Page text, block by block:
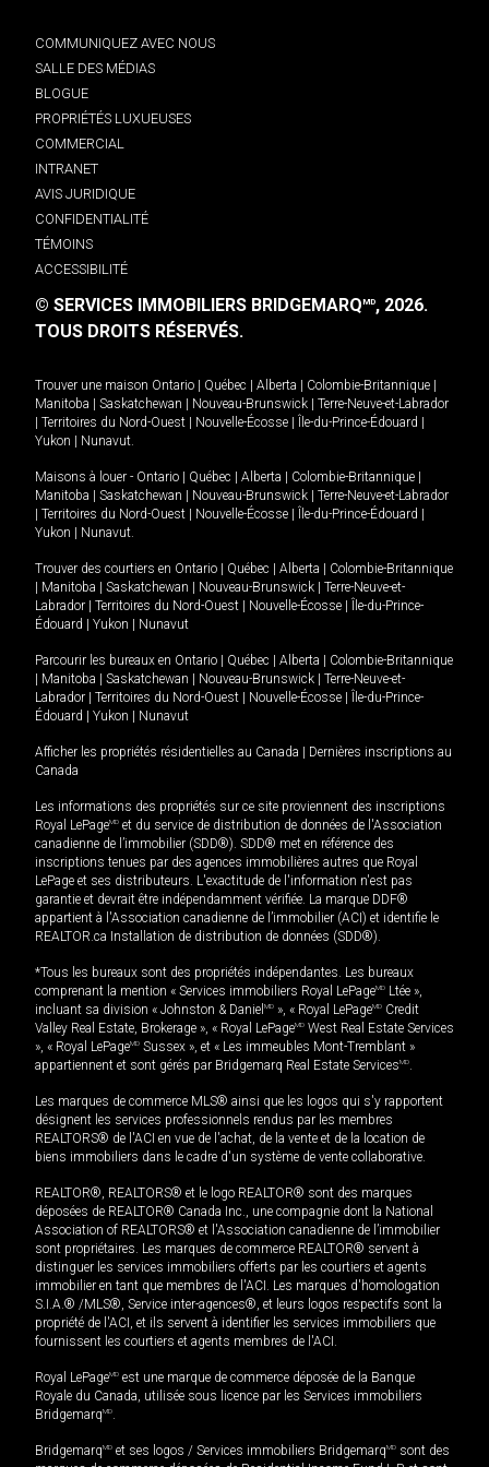
COMMUNIQUEZ AVEC NOUS
SALLE DES MÉDIAS
BLOGUE
PROPRIÉTÉS LUXUEUSES
COMMERCIAL
INTRANET
AVIS JURIDIQUE
CONFIDENTIALITÉ
TÉMOINS
ACCESSIBILITÉ
© SERVICES IMMOBILIERS BRIDGEMARQMD, 2026.
TOUS DROITS RÉSERVÉS.
Trouver une maison Ontario Québec Alberta Colombie-Britannique
Manitoba
Saskatchewan Nouveau-Brunswick
Terre-Neuve-et-Labrador
Territoires du Nord-Ouest Nouvelle-Écosse Île-du-Prince-Édouard
Yukon
Nunavut.
Maisons à louer - Ontario Québec Alberta Colombie-Britannique
Manitoba
Saskatchewan Nouveau-Brunswick
Terre-Neuve-et-Labrador
Territoires du Nord-Ouest Nouvelle-Écosse Île-du-Prince-Édouard
Yukon
Nunavut.
Trouver des courtiers en Ontario Québec Alberta
Colombie-Britannique
Manitoba Saskatchewan Nouveau-Brunswick
Terre-Neuve-et-
Labrador
Territoires du Nord-Ouest Nouvelle-Écosse
Île-du-Prince-
Édouard
Yukon Nunavut
Parcourir les bureaux en Ontario Québec Alberta
Colombie-Britannique
Manitoba Saskatchewan Nouveau-Brunswick
Terre-Neuve-et-
Labrador
Territoires du Nord-Ouest Nouvelle-Écosse
Île-du-Prince-
Édouard
Yukon Nunavut
Afficher les propriétés résidentielles au Canada
Dernières inscriptions au
Canada
Les informations des propriétés sur ce site proviennent des inscriptions
Royal LePageMD et du service de distribution de données de l'Association
canadienne de l’immobilier (SDD®). SDD® met en référence des
inscriptions tenues par des agences immobilières autres que Royal
LePage et ses distributeurs. L'exactitude de l'information n'est pas
garantie et devrait être indépendamment vérifiée. La marque DDF®
appartient à l'Association canadienne de l’immobilier (ACI) et identifie le
REALTOR.ca Installation de distribution de données (SDD®).
*Tous les bureaux sont des propriétés indépendantes. Les bureaux
comprenant la mention « Services immobiliers Royal LePageMD Ltée »,
incluant sa division « Johnston & Daniel MD », « Royal LePageMD Credit
Valley Real Estate, Brokerage », « Royal LePageMD West Real Estate Services
», « Royal LePageMD Sussex », et « Les immeubles Mont-Tremblant »
appartiennent et sont gérés par Bridgemarq Real Estate ServicesMD.
Les marques de commerce MLS® ainsi que les logos qui s'y rapportent
désignent les services professionnels rendus par les membres
REALTORS® de l'ACI en vue de l'achat, de la vente et de la location de
biens immobiliers dans le cadre d'un système de vente collaborative.
REALTOR®, REALTORS® et le logo REALTOR® sont des marques
déposées de REALTOR® Canada Inc., une compagnie dont la National
Association of REALTORS® et l'Association canadienne de l’immobilier
sont propriétaires. Les marques de commerce REALTOR® servent à
distinguer les services immobiliers offerts par les courtiers et agents
immobilier en tant que membres de l'ACI. Les marques d'homologation
S.I.A.® /MLS®, Service inter-agences®, et leurs logos respectifs sont la
propriété de l'ACI, et ils servent à identifier les services immobiliers que
fournissent les courtiers et agents membres de l'ACI.
Royal LePageMD est une marque de commerce déposée de la Banque
Royale du Canada, utilisée sous licence par les Services immobiliers
BridgemarqMD.
BridgemarqMD et ses logos / Services immobiliers BridgemarqMD sont des